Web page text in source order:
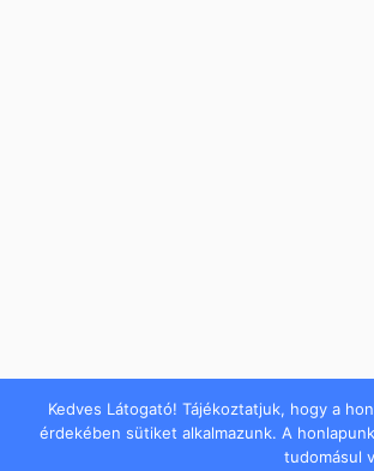
Kedves Látogató! Tájékoztatjuk, hogy a
érdekében sütiket alkalmazunk. A
tudomásul